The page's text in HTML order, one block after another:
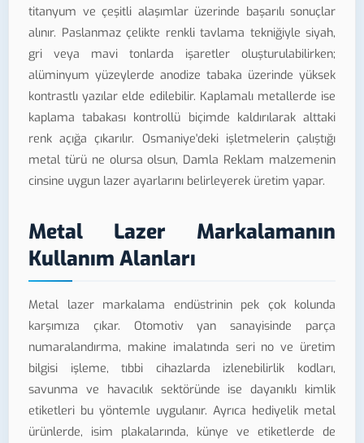
titanyum ve çeşitli alaşımlar üzerinde başarılı sonuçlar
alınır. Paslanmaz çelikte renkli tavlama tekniğiyle siyah,
gri veya mavi tonlarda işaretler oluşturulabilirken;
alüminyum yüzeylerde anodize tabaka üzerinde yüksek
kontrastlı yazılar elde edilebilir. Kaplamalı metallerde ise
kaplama tabakası kontrollü biçimde kaldırılarak alttaki
renk açığa çıkarılır. Osmaniye'deki işletmelerin çalıştığı
metal türü ne olursa olsun, Damla Reklam malzemenin
cinsine uygun lazer ayarlarını belirleyerek üretim yapar.
Metal Lazer Markalamanın
Kullanım Alanları
Metal lazer markalama endüstrinin pek çok kolunda
karşımıza çıkar. Otomotiv yan sanayisinde parça
numaralandırma, makine imalatında seri no ve üretim
bilgisi işleme, tıbbi cihazlarda izlenebilirlik kodları,
savunma ve havacılık sektöründe ise dayanıklı kimlik
etiketleri bu yöntemle uygulanır. Ayrıca hediyelik metal
ürünlerde, isim plakalarında, künye ve etiketlerde de